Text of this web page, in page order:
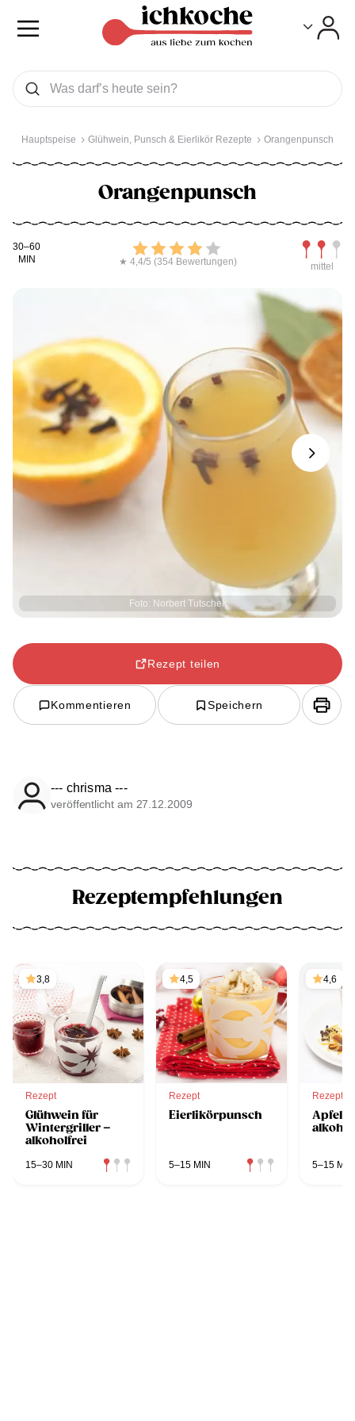
Was wollen Sie suchen
Suchen
Hauptspeise Glühwein, Punsch & Eierlikör Rezepte Orangenpunsch
Orangenpunsch
Kochdauer
30–60
MIN
Bewerten
★ 4,4/5 (354 Bewertungen) mittel
Foto: Norbert Tutschek
Next
Rezept teilen
Kommentieren Speichern
--- chrisma ---
veröffentlicht am 27.12.2009
Rezeptempfehlungen
3,8
Rezept
Glühwein für
Wintergriller –
alkoholfrei
15–30 MIN
4,5
Rezept
Eierlikörpunsch
5–15 MIN
4,6
Rezept
5–15 MIN